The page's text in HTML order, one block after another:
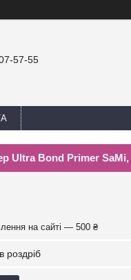
57-55
Ultra Bond Primer SaMi,
на сайті — 500 ₴
роздріб